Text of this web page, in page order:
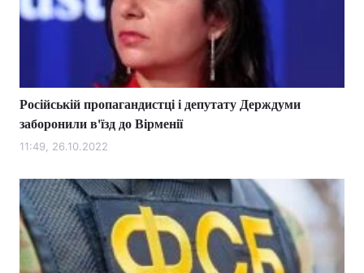
Російській пропагандистці і депутату Держдуми
заборонили в'їзд до Вірменії
11:49, 26.10.2022